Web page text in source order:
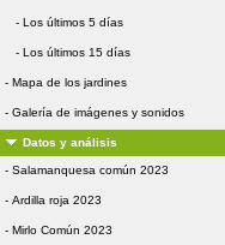
- Los últimos 5 días
- Los últimos 15 días
- Mapa de los jardines
- Galería de imágenes y sonidos
Datos y análisis
- Salamanquesa común 2023
- Ardilla roja 2023
- Mirlo Común 2023